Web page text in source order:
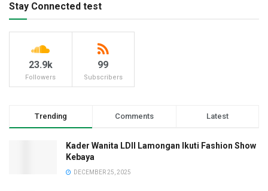
Stay Connected test
23.9k
Followers
99
Subscribers
Trending Comments Latest
Kader Wanita LDII Lamongan Ikuti Fashion Show
Kebaya
DECEMBER 25, 2025